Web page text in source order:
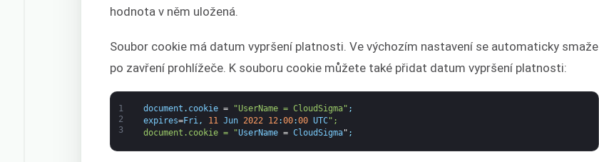
hodnota v něm uložená.
Soubor cookie má datum vypršení platnosti. Ve výchozím nastavení se automaticky smaže
po zavření prohlížeče. K souboru cookie můžete také přidat datum vypršení platnosti:
1
2
3
document . cookie = "UserName = CloudSigma" ;
expires=Fri , 11 Jun 2022 12 :00:00 UTC";
document.cookie = "UserName = CloudSigma" ;